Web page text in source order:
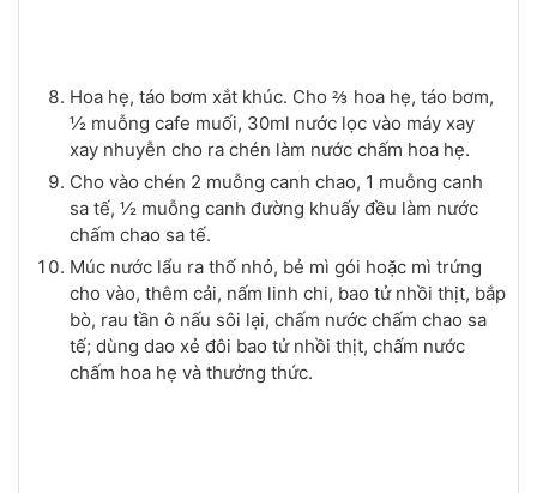
Hoa hẹ, táo bơm xắt khúc. Cho ⅔ hoa hẹ, táo bơm,
½ muỗng cafe muối, 30ml nước lọc vào máy xay
xay nhuyễn cho ra chén làm nước chấm hoa hẹ.
Cho vào chén 2 muỗng canh chao, 1 muỗng canh
sa tế, ½ muỗng canh đường khuấy đều làm nước
chấm chao sa tế.
Múc nước lẩu ra thố nhỏ, bẻ mì gói hoặc mì trứng
cho vào, thêm cải, nấm linh chi, bao tử nhồi thịt, bắp
bò, rau tần ô nấu sôi lại, chấm nước chấm chao sa
tế; dùng dao xẻ đôi bao tử nhồi thịt, chấm nước
chấm hoa hẹ và thưởng thức.